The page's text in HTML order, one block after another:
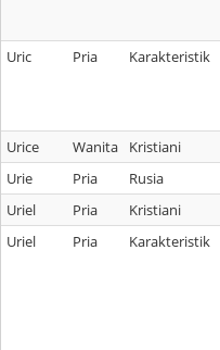
Uric
Pria Karakteristik
Urice
Wanita Kristiani
Urie
Pria Rusia
Uriel
Pria Kristiani
Uriel
Pria Karakteristik